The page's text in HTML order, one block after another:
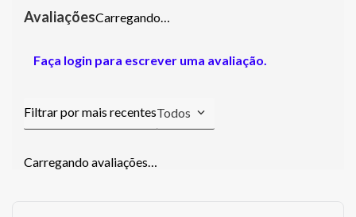
Carregando…
Faça login para escrever uma avaliação.
Todos
Carregando avaliações…